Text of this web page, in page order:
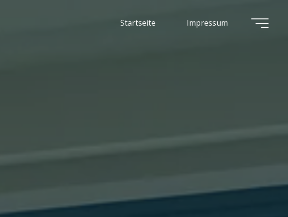
Startseite Impressum